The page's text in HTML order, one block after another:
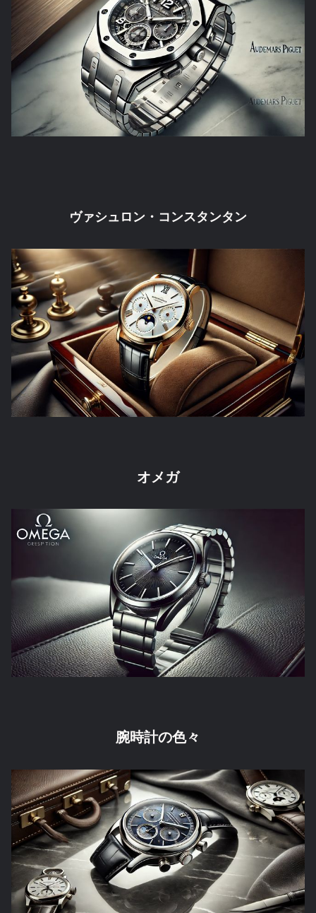
ヴァシュロン・コンスタンタン
オメガ
腕時計の色々